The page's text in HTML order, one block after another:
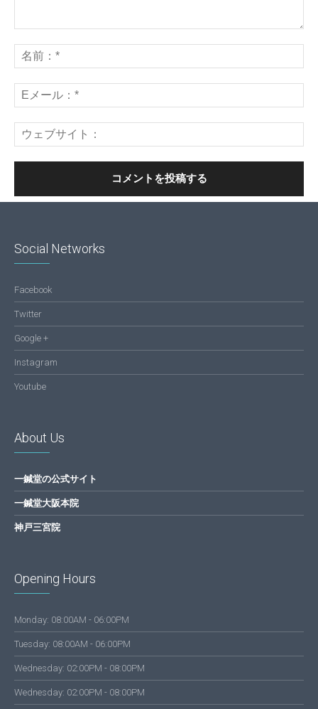
Social Networks
Facebook
Twitter
Google +
Instagram
Youtube
About Us
一鍼堂の公式サイト
一鍼堂大阪本院
神戸三宮院
Opening Hours
Monday: 08:00AM - 06:00PM
Tuesday: 08:00AM - 06:00PM
Wednesday: 02:00PM - 08:00PM
Wednesday: 02:00PM - 08:00PM